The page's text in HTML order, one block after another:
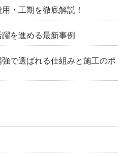
・工期を徹底解説！
を進める最新事例
で選ばれる仕組みと施工のポ